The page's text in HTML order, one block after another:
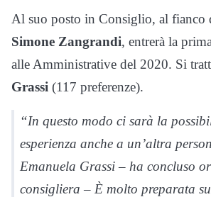
Al suo posto in Consiglio, al fianco
Simone Zangrandi, entrerà la
alle Amministrative del 2020. Si
Grassi (117 preferenze).
“In questo modo ci sarà la
esperienza anche a un’altra
Emanuela Grassi – ha concluso
consigliera – È molto preparata